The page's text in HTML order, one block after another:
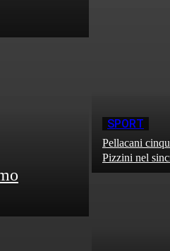
SPORT
Pellacani
Pizzini nel